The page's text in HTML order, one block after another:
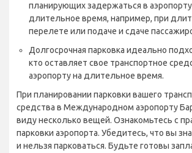
планирующих задержаться в
длительное время, например, при
перелете или подаче и сдаче
Долгосрочная парковка идеально
кто оставляет свое транспортное
аэропорту на длительное время.
При планировании парковки вашего
средства в Международном аэропорту
виду несколько вещей. Ознакомьтесь с
парковки аэропорта. Убедитесь, что вы
и нельзя парковаться. Будьте готовы